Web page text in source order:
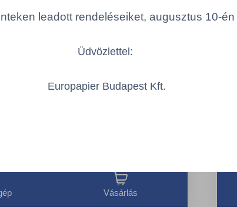
Vásárlás
leadott rendeléseiket, augusztus 10-
Üdvözlettel:
Europapier Budapest Kft.